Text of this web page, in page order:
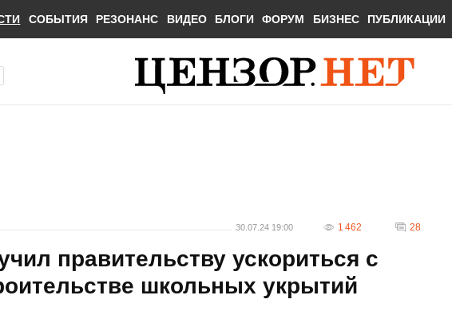
СОБЫТИЯ РЕЗОНАНС ВИДЕО БЛОГИ ФОРУМ БИЗНЕС ПУБЛИКАЦИИ
30.07.24 19:00 1 462 28
правительству ускориться с
школьных укрытий